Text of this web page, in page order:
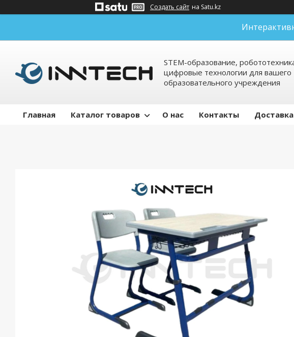
Создать сайт на Satu.kz
STEM-образование,
цифровые технологии для вашего
образовательного учреждения
Главная Каталог товаров О нас Контакты